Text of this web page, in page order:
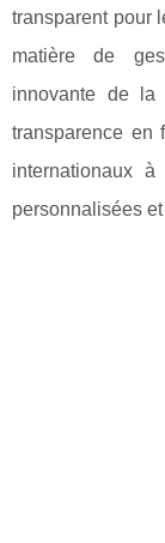
transparent pour
matière de
innovante de la
transparence en
internationaux
personnalisées